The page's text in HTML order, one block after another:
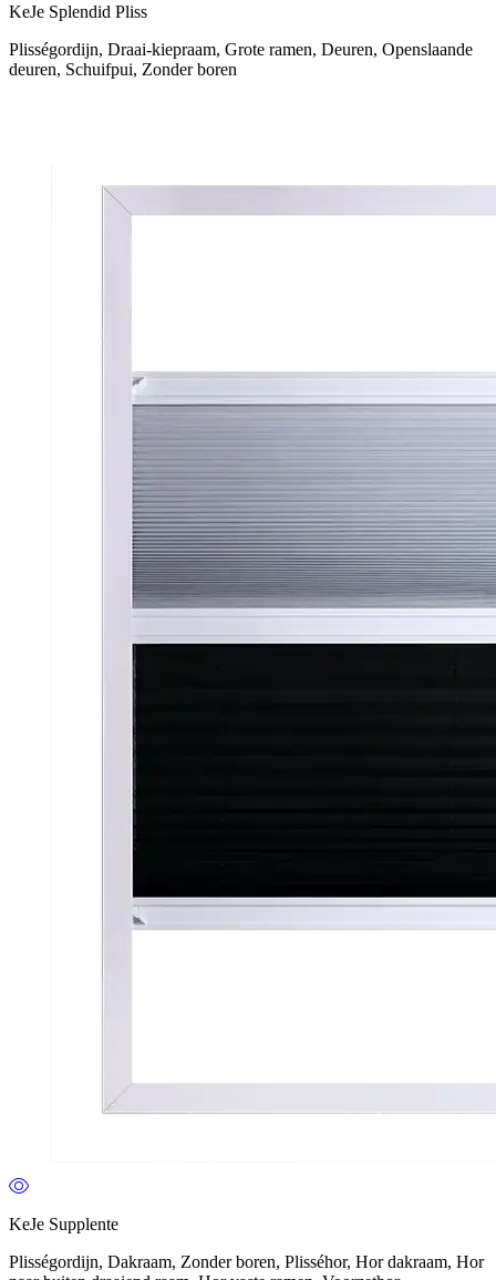
KeJe Splendid Pliss
Plisségordijn, Draai-kiepraam, Grote ramen, Deuren, Openslaande
deuren, Schuifpui, Zonder boren
KeJe Supplente
Plisségordijn, Dakraam, Zonder boren, Plisséhor, Hor dakraam, Hor